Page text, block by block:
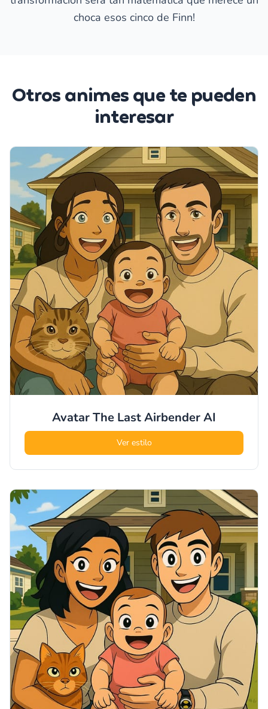
choca esos cinco de Finn!
Otros animes que te pueden
interesar
Avatar The Last AirbenderAI
Ver estilo